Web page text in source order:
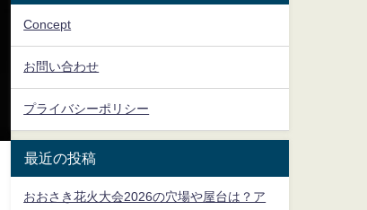
Concept
お問い合わせ
プライバシーポリシー
最近の投稿
おおさき花火大会2026の穴場や屋台は？ア